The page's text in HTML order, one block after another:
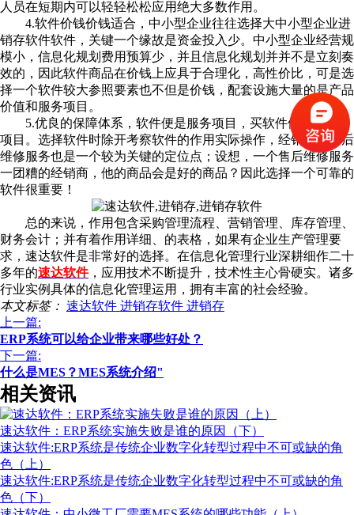
人员在短期内可以轻轻松松应用绝大多数作用。
4.软件价钱价钱适合，中小型企业往往选择大中小型企业进
销存软件软件，关键一个缘故是资金投入少。中小型企业经营规
模小，信息化规划费用预算少，并且信息化规划并并不是立刻奏
效的，因此软件商品在价钱上应具于合理化，高性价比，可是选
择一个软件较大参照要素也不但是价钱，配套设施大量的是产品
价值和服务项目。
5.优良的保障体系，软件便是服务项目，买软件便是买服务
项目。选择软件时除开考察软件的作用实际操作，经销商的售后
维修服务也是一个较为关键的定位点；设想，一个售后维修服务
一团糟的经销商，他的商品会是好的商品？因此选择一个可靠的
软件很重要！
总的来说，作用包含采购管理流程、营销管理、库存管理、
财务会计；并有着作用详细、的表格，如果有企业生产管理要
求，速达软件是非常好的选择。在信息化管理行业深耕细作二十
多年的速达软件，应用技术不断提升，技术性主心骨硬实。诸多
行业实例具体的信息化管理运用，拥有丰富的社会经验。
本文标签： 速达软件 进销存软件 进销存
上一篇:
ERP系统可以给企业带来哪些好处？
下一篇:
什么是MES？MES系统介绍"
相关资讯
速达软件：ERP系统实施失败是谁的原因（下）
速达软件:ERP系统是传统企业数字化转型过程中不可或缺的角
色（上）
速达软件:ERP系统是传统企业数字化转型过程中不可或缺的角
色（下）